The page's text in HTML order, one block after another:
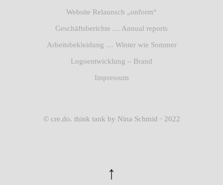
Website Relaunsch „onform“
Geschäftsberichte … Annual reports
Arbeitsbekleidung … Winter wie Sommer
Logoentwicklung – Brand
Impressum
© cre.do. think tank by Nina Schmid · 2022